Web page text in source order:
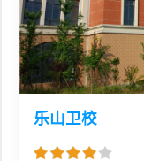
乐山卫校